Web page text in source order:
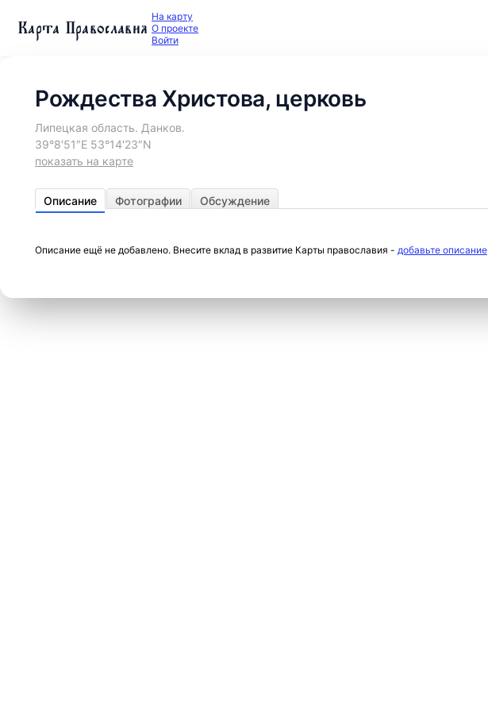
Карта Православия На карту
О проекте
Войти
Рождества Христова, церковь
Липецкая область. Данков.
39°8′51″E 53°14′23″N
показать на карте
Описание Фотографии Обсуждение
Описание ещё не добавлено. Внесите вклад в развитие Карты православия - добавьте описание